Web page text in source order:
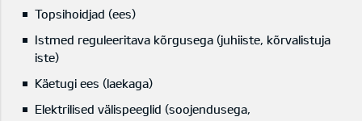
Topsihoidjad (ees)
Istmed reguleeritava kõrgusega (juhiiste, kõrvalistuja
iste)
Käetugi ees (laekaga)
Elektrilised välispeeglid (soojendusega,